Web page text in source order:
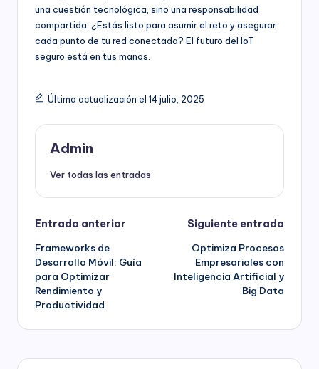
una cuestión tecnológica, sino una responsabilidad
compartida. ¿Estás listo para asumir el reto y asegurar
cada punto de tu red conectada? El futuro del IoT
seguro está en tus manos.
Última actualización el 14 julio, 2025
Admin
Ver todas las entradas
Navegación
de
entradas
Entrada anterior
Frameworks de
Desarrollo Móvil: Guía
para Optimizar
Rendimiento y
Productividad
Siguiente entrada
Optimiza Procesos
Empresariales con
Inteligencia Artificial y
Big Data